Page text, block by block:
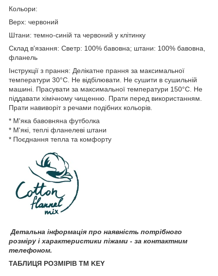
Кольори:
Верх: червоний
Штани: темно-синій та червоний у клітинку
Склад в'язання: Светр: 100% бавовна; штани: 100% бавовна,
фланель
Інструкції з прання: Делікатне прання за максимальної
температури 30°C. Не відбілювати. Не сушити в сушильній
машині. Прасувати за максимальної температури 150°C. Не
піддавати хімічному чищенню. Прати перед використанням.
Прати навиворіт з речами подібних кольорів.
* М'яка бавовняна футболка
* М'які, теплі фланелеві штани
* Поєднання тепла та комфорту
Детальна інформація про наявність потрібного
розміру і характеристики піжами - за контактним
телефоном.
ТАБЛИЦЯ РОЗМІРІВ TM KEY